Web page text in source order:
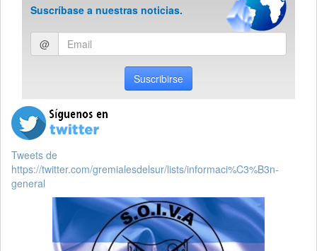
Suscríbase a nuestras noticias.
Ingresar
email
@
Suscribirse
Tweets de
https://twitter.com/gremialesdelsur/lists/informaci%C3%B3n-
general